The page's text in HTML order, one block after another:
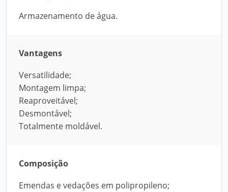
Armazenamento de água.
Vantagens
Versatilidade;
Montagem limpa;
Reaproveitável;
Desmontável;
Totalmente moldável.
Composição
Emendas e vedações em polipropileno;